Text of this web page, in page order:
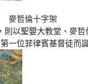
麥哲倫十字架
以聖嬰大教堂、麥
一位菲律賓基督徒而